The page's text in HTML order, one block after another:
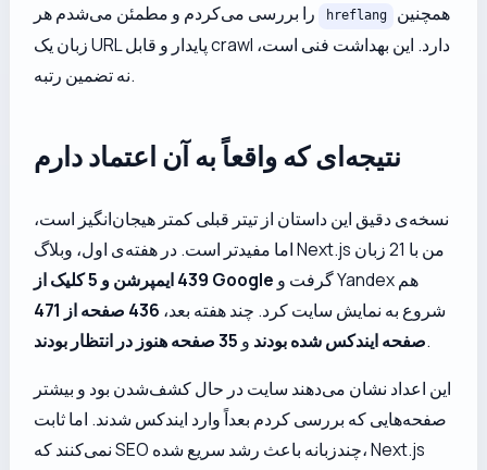
همچنین
hreflang
را بررسی می‌کردم و مطمئن می‌شدم هر
زبان یک URL پایدار و قابل crawl دارد. این بهداشت فنی است،
نه تضمین رتبه.
نتیجه‌ای که واقعاً به آن اعتماد دارم
نسخه‌ی دقیق این داستان از تیتر قبلی کمتر هیجان‌انگیز است،
اما مفیدتر است. در هفته‌ی اول، وبلاگ Next.js من با 21 زبان
439 ایمپرشن و 5 کلیک از Google
شروع به نمایش سایت کرد. چند هفته بعد،
436 صفحه از 471
صفحه ایندکس شده بودند و 35 صفحه هنوز در انتظار بودند
.
این اعداد نشان می‌دهند سایت در حال کشف‌شدن بود و بیشتر
صفحه‌هایی که بررسی کردم بعداً وارد ایندکس شدند. اما ثابت
نمی‌کنند که SEO چندزبانه باعث رشد سریع شده، Next.js